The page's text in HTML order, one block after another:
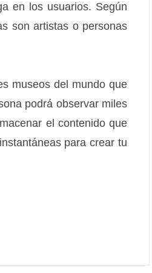
en los usuarios. Según
son artistas o personas
museos del mundo que
podrá observar miles
el contenido que
para crear tu